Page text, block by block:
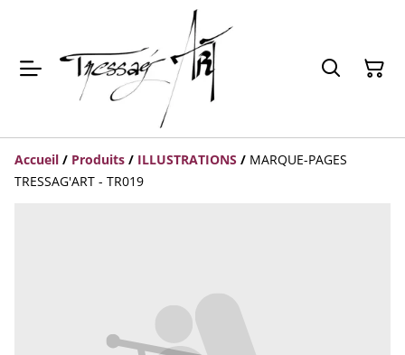
Accueil / Produits / ILLUSTRATIONS / MARQUE-PAGES
TRESSAG'ART - TR019